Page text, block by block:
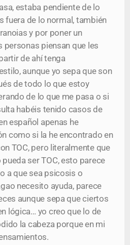
estaba pendiente de lo
fuera de lo normal, también
y por poner un
personas piensan que les
de ahí tenga
aunque yo sepa que son
de todo lo que estoy
de lo que me pasa o si
habéis tenido casos de
español apenas he
como si la he encontrado en
TOC, pero literalmente que
ser TOC, esto parece
a que sea psicosis o
necesito ayuda, parece
aunque sepa que ciertos
lógica… yo creo que lo de
la cabeza porque en mi